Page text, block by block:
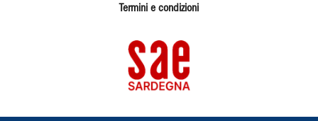
Termini e condizioni